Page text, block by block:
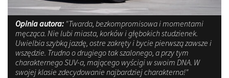
Opinia autora: "Twarda, bezkompromisowa i momentami
męcząca. Nie lubi miasta, korków i głębokich studzienek.
Uwielbia szybką jazdę, ostre zakręty i bycie pierwszą zawsze i
wszędzie. Trudno o drugiego tak szalonego, a przy tym
charakternego SUV-a, mającego wyścigi w swoim DNA. W
swojej klasie zdecydowanie najbardziej charakterna!"